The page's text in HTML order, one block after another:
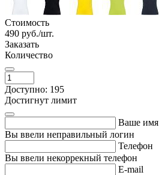
Стоимость
490 руб./шт.
Заказать
Количество
Доступно: 195
Достигнут лимит
Ваше имя
Вы ввели неправильный логин
Телефон
Вы ввели некоррекный телефон
E-mail